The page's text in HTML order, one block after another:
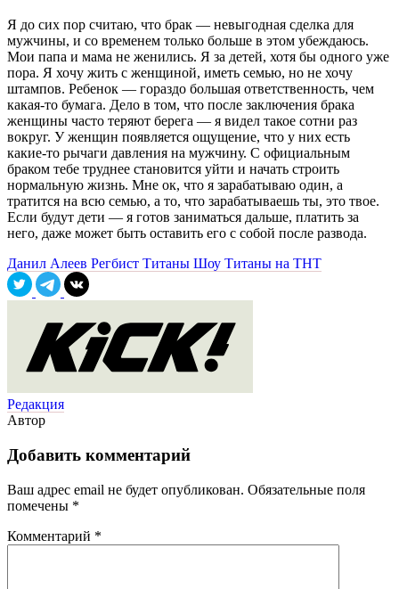
Я до сих пор считаю, что брак — невыгодная сделка для
мужчины, и со временем только больше в этом убеждаюсь.
Мои папа и мама не женились. Я за детей, хотя бы одного уже
пора. Я хочу жить с женщиной, иметь семью, но не хочу
штампов. Ребенок — гораздо большая ответственность, чем
какая-то бумага. Дело в том, что после заключения брака
женщины часто теряют берега — я видел такое сотни раз
вокруг. У женщин появляется ощущение, что у них есть
какие-то рычаги давления на мужчину. С официальным
браком тебе труднее становится уйти и начать строить
нормальную жизнь. Мне ок, что я зарабатываю один, а
тратится на всю семью, а то, что зарабатываешь ты, это твое.
Если будут дети — я готов заниматься дальше, платить за
него, даже может быть оставить его с собой после развода.
Данил Алеев Регбист Титаны Шоу Титаны на ТНТ
Редакция
Автор
Добавить комментарий
Ваш адрес email не будет опубликован. Обязательные поля
помечены *
Комментарий *